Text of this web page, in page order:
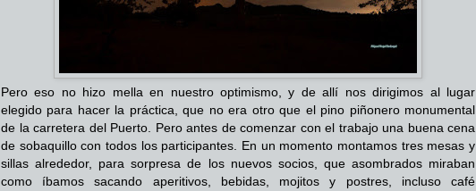
Pero eso no hizo mella en nuestro optimismo, y de allí nos dirigimos al lugar
elegido para hacer la práctica, que no era otro que el pino piñonero monumental
de la carretera del Puerto. Pero antes de comenzar con el trabajo una buena cena
de sobaquillo con todos los participantes. En un momento montamos tres mesas y
sillas alrededor, para sorpresa de los nuevos socios, que asombrados miraban
como íbamos sacando aperitivos, bebidas, mojitos y postres, incluso café